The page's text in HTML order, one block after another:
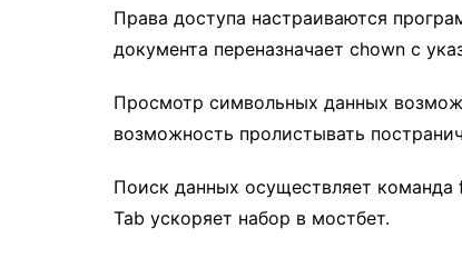
Права доступа настраиваются
документа переназначает chown с
Просмотр символьных данных
возможность пролистывать
Поиск данных осуществляет команда
Tab ускоряет набор в мостбет.